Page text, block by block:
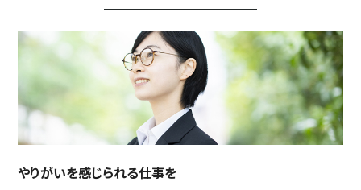
やりがいを感じられる仕事を